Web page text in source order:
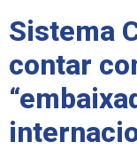
Sistema
contar